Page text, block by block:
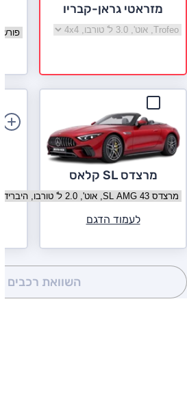
מזראטי גראן-קבריו
בחר גרסה מזראטי גראן-קבריו
בחר
מרצדס SL קלאס
בחר גרסה מרצדס SL קלאס
לעמוד הדגם
השוואת רכבים